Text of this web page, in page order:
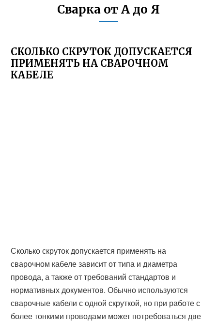
Сварка от А до Я
СКОЛЬКО СКРУТОК ДОПУСКАЕТСЯ
ПРИМЕНЯТЬ НА СВАРОЧНОМ
КАБЕЛЕ
Сколько скруток допускается применять на
сварочном кабеле зависит от типа и диаметра
провода, а также от требований стандартов и
нормативных документов. Обычно используются
сварочные кабели с одной скруткой, но при работе с
более тонкими проводами может потребоваться две